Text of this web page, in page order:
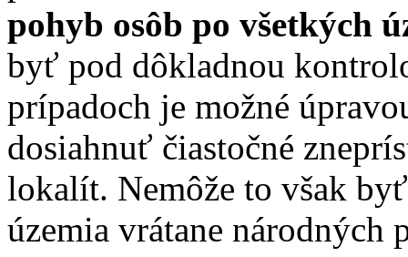
pohyb osôb po všetkých
byť pod dôkladnou
prípadoch je možné
dosiahnuť čiastočné
lokalít. Nemôže to však
územia vrátane